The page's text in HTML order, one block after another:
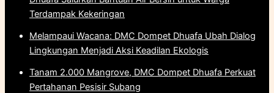
Terdampak Kekeringan
Melampaui Wacana: DMC Dompet Dhuafa Ubah Dialog
Lingkungan Menjadi Aksi Keadilan Ekologis
Tanam 2.000 Mangrove, DMC Dompet Dhuafa Perkuat
Pertahanan Pesisir Subang